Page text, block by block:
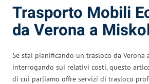
Trasporto Mobili
da Verona a
Se stai pianificando un trasloco da Verona
interrogando sui relativi costi, questo
di cui parliamo offre servizi di trasloco